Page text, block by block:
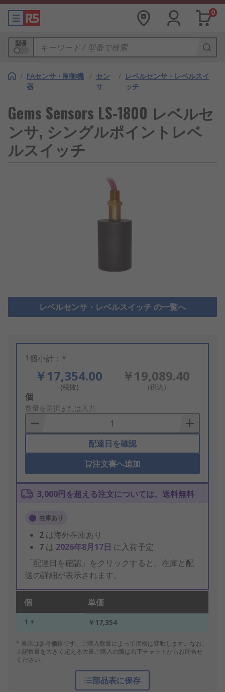
0
型番
/ FAセンサ・制御機
器
/ セン
サ
/ レベルセンサ・レベルスイ
ッチ
Gems Sensors LS-1800 レベルセ
ンサ, シングルポイントレベ
ルスイッチ
レベルセンサ・レベルスイッチ の一覧へ
1個小計：*
￥17,354.00
(税抜)
￥19,089.40
(税込)
Add
to
Basket
個
数量を選択または入力
配達日を確認
注文書へ追加
3,000円を超える注文については、送料無料
在庫あり
2 は海外在庫あり
7 は 2026年8月17日 に入荷予定
「配達日を確認」をクリックすると、在庫と配
送の詳細が表示されます。
個 単価
1 + ￥17,354
* 表示は参考価格です。ご購入数量によって価格は変動します。なお、
上記数量を大きく超える大量ご購入の際は右下チャットからお問合せ
ください。
部品表に保存